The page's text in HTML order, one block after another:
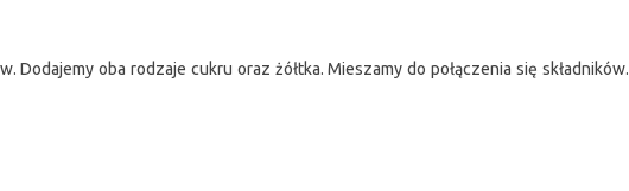
oba rodzaje cukru oraz żółtka. Mieszamy do połączenia się składników.